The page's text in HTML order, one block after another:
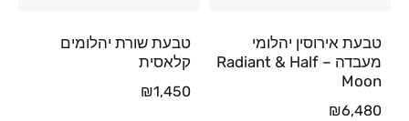
טבעת אירוסין יהלומי
מעבדה – Radiant & Half
Moon
₪6,480
טבעת שורת יהלומים
קלאסית
₪1,450